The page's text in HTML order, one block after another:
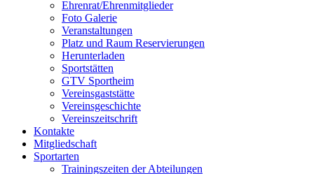
Ehrenrat/Ehrenmitglieder
Foto Galerie
Veranstaltungen
Platz und Raum Reservierungen
Herunterladen
Sportstätten
GTV Sportheim
Vereinsgaststätte
Vereinsgeschichte
Vereinszeitschrift
Kontakte
Mitgliedschaft
Sportarten
Trainingszeiten der Abteilungen